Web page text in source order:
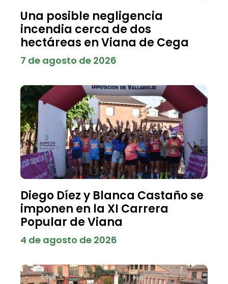
Una posible negligencia
incendia cerca de dos
hectáreas en Viana de Cega
7 de agosto de 2026
Diego Díez y Blanca Castaño se
imponen en la XI Carrera
Popular de Viana
4 de agosto de 2026